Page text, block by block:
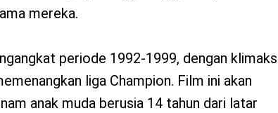
mereka.
periode 1992-1999, dengan klimaks
liga Champion. Film ini akan
anak muda berusia 14 tahun dari latar